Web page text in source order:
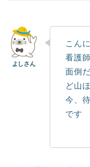
こん
看護
面倒
ど山
今、
です